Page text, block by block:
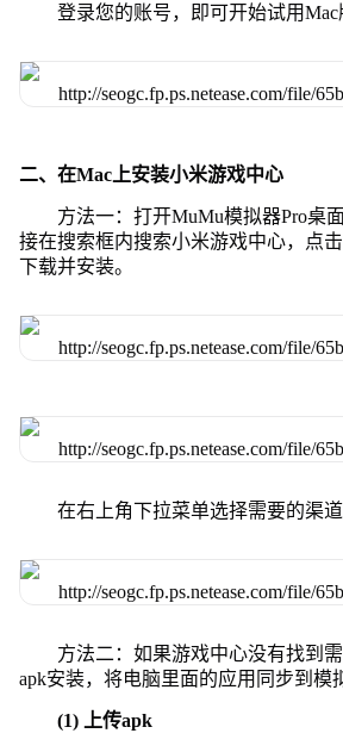
登录您的账号，即可开始试用Mac
二、在Mac上安装小米游戏中心
方法一：打开MuMu模拟器Pro桌
接在搜索框内搜索小米游戏中心，点
下载并安装。
在右上角下拉菜单选择需要的渠道
方法二：如果游戏中心没有找到
apk安装，将电脑里面的应用同步到模
(1) 上传apk